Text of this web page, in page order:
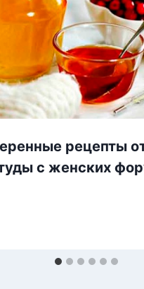
рецепты
с женских